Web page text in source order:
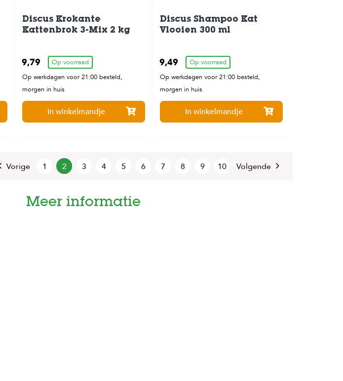
Discus Krokante
Kattenbrok 3-Mix 2 kg
9,79
Op voorraad
Op werkdagen voor 21:00 besteld,
morgen in huis
In winkelmandje
Discus Shampoo Kat
Vlooien 300 ml
9,49
Op voorraad
Op werkdagen voor 21:00 besteld,
morgen in huis
In winkelmandje
Vorige 1 2 3 4 5 6 7 8 9 10 Volgende
Meer informatie